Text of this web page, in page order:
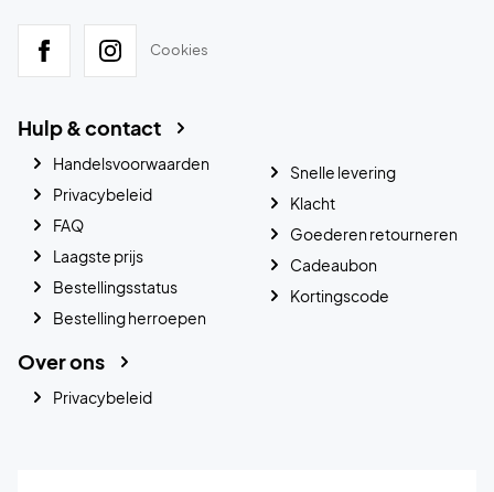
Cookies
Hulp & contact
Handelsvoorwaarden
Privacybeleid
FAQ
Laagste prijs
Bestellingsstatus
Bestelling herroepen
Snelle levering
Klacht
Goederen retourneren
Cadeaubon
Kortingscode
Over ons
Privacybeleid